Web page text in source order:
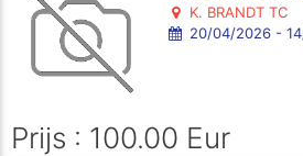
K. BRANDT TC
20/04/2026 -
Prijs : 100.00 Eur